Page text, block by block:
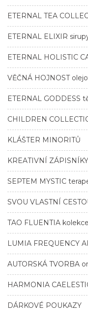
ETERNAL TEA
ETERNAL ELIXIR
ETERNAL HOLISTIC
VĚČNÁ HOJNOST
ETERNAL GODDESS
CHILDREN
KLÁŠTER MINORITŮ
KREATIVNÍ ZÁPISNÍKY
SEPTEM MYSTIC
SVOU VLASTNÍ
TAO FLUENTIA
LUMIA FREQUENCY
AUTORSKÁ TVORBA
HARMONIA
DÁRKOVÉ POUKAZY